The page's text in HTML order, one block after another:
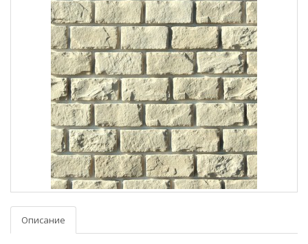
Описание